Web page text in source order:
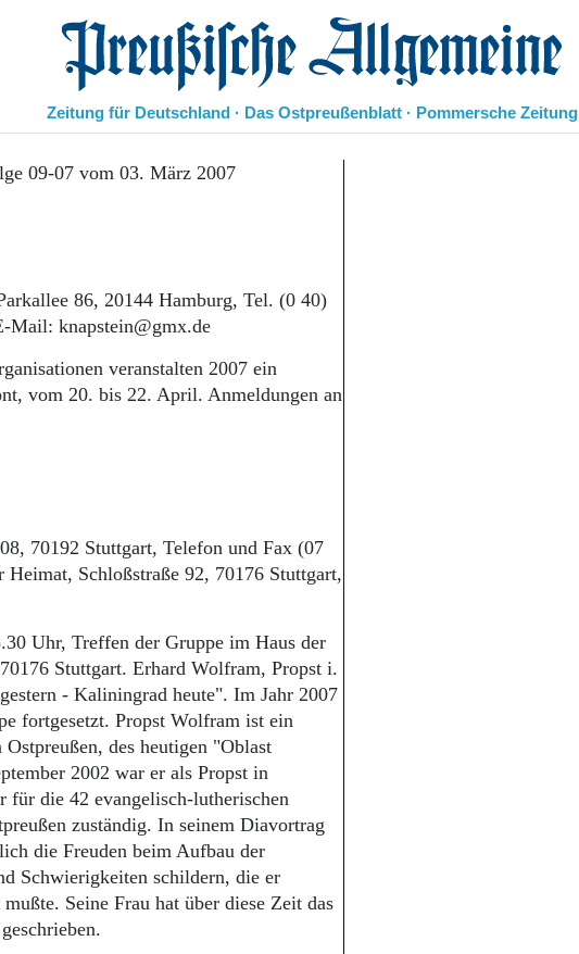
Preußische Allgemeine Zeitung
Zeitung für Deutschland · Das Ostpreußenblatt · Pommersche Zeitung
Leben
Geschichte
Pommern
Berlin-Brandenburg
Schlesien
09-07 vom 03. März 2007
86, 20144 Hamburg, Tel. (0 40)
Mail: knapstein@gmx.de
veranstalten 2007 ein
vom 20. bis 22. April. Anmeldungen an
70192 Stuttgart, Telefon und Fax (07
Heimat, Schloßstraße 92, 70176 Stuttgart,
Uhr, Treffen der Gruppe im Haus der
Stuttgart. Erhard Wolfram, Propst i.
- Kaliningrad heute". Im Jahr 2007
fortgesetzt. Propst Wolfram ist ein
des heutigen "Oblast
2002 war er als Propst in
die 42 evangelisch-lutherischen
zuständig. In seinem Diavortrag
die Freuden beim Aufbau der
Schwierigkeiten schildern, die er
Seine Frau hat über diese Zeit das